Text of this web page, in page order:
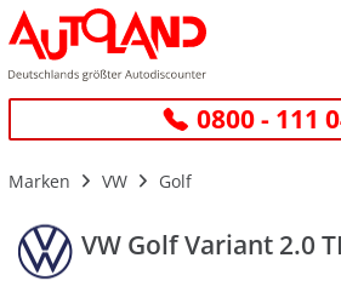
0800 - 111
Marken VW Golf
VW Golf Variant 2.0